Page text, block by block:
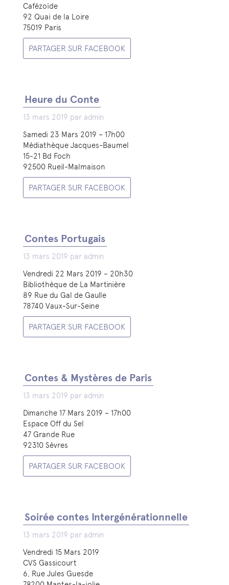
Cafézoïde
92 Quai de la Loire
75019 Paris
PARTAGER SUR FACEBOOK
Heure du Conte
13 mars 2019 par admin
Samedi 23 Mars 2019 – 17h00
Médiathèque Jacques-Baumel
15-21 Bd Foch
92500 Rueil-Malmaison
PARTAGER SUR FACEBOOK
Contes Portugais
13 mars 2019 par admin
Vendredi 22 Mars 2019 – 20h30
Bibliothèque de La Martinière
89 Rue du Gal de Gaulle
78740 Vaux-Sur-Seine
PARTAGER SUR FACEBOOK
Contes & Mystères de Paris
13 mars 2019 par admin
Dimanche 17 Mars 2019 – 17h00
Espace Off du Sel
47 Grande Rue
92310 Sèvres
PARTAGER SUR FACEBOOK
Soirée contes Intergénérationnelle
13 mars 2019 par admin
Vendredi 15 Mars 2019
CVS Gassicourt
6, Rue Jules Guesde